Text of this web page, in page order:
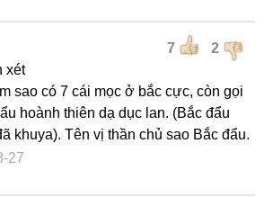
7 2
xét
sao có 7 cái mọc ở bắc cực, còn gọi
hoành thiên dạ dục lan. (Bắc đẩu
khuya). Tên vị thần chủ sao Bắc đẩu.
27